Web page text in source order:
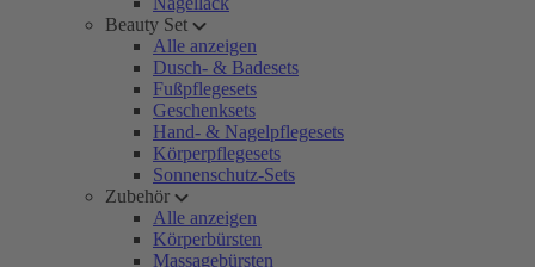
Beauty Set
Alle anzeigen
Dusch- & Badesets
Fußpflegesets
Geschenksets
Hand- & Nagelpflegesets
Körperpflegesets
Sonnenschutz-Sets
Zubehör
Alle anzeigen
Körperbürsten
Massagebürsten